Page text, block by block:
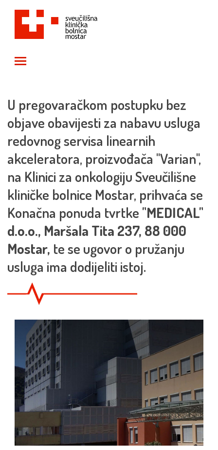
U pregovaračkom postupku bez
objave obavijesti za nabavu usluga
redovnog servisa linearnih
akceleratora, proizvođača "Varian",
na Klinici za onkologiju Sveučilišne
kliničke bolnice Mostar, prihvaća se
Konačna ponuda tvrtke "MEDICAL"
d.o.o., Maršala Tita 237, 88 000
Mostar, te se ugovor o pružanju
usluga ima dodijeliti istoj.